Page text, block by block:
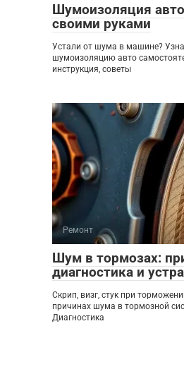
Шумоизоляция
своими руками
Устали от шума в машине?
шумоизоляцию авто
инструкция, советы
Ремонт
Шум в тормозах:
диагностика и
Скрип, визг, стук при
причинах шума в тормозной
Диагностика